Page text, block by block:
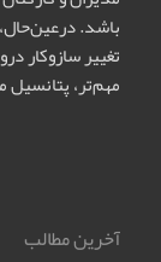
باشد.
تغییر سازوکار
مهم‌تر،
آخرین مطالب